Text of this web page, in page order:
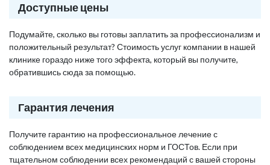
Доступные цены
Подумайте, сколько вы готовы заплатить за профессионализм и
положительный результат? Стоимость услуг компании в нашей
клинике гораздо ниже того эффекта, который вы получите,
обратившись сюда за помощью.
Гарантия лечения
Получите гарантию на профессиональное лечение с
соблюдением всех медицинских норм и ГОСТов. Если при
тщательном соблюдении всех рекомендаций с вашей стороны